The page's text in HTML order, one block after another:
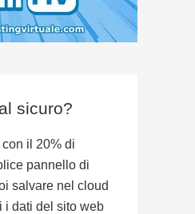
sicuro?
il 20% di
pannello di
salvare nel cloud
i dati del sito web